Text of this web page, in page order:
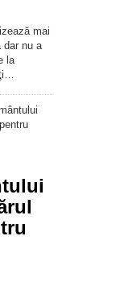
mai
dar nu a
la